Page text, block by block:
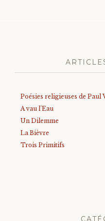
Poésies religieuses de Paul
A vau l’Eau
Un Dilemme
La Bièvre
Trois Primitifs